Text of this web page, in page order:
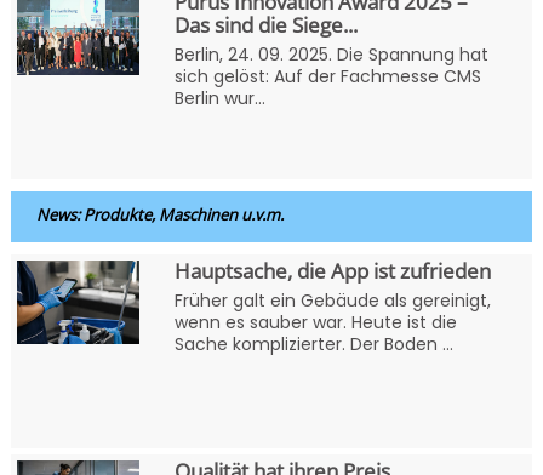
Das sind die Siege...
Berlin, 24. 09. 2025. Die Spannung hat
sich gelöst: Auf der Fachmesse CMS
Berlin wur...
News: Produkte, Maschinen u.v.m.
Hauptsache, die App ist zufrieden
Früher galt ein Gebäude als gereinigt,
wenn es sauber war. Heute ist die
Sache komplizierter. Der Boden ...